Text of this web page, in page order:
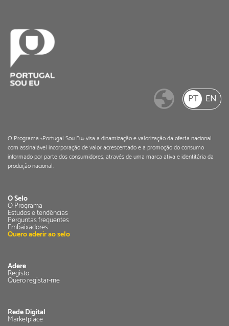
PT EN
O Programa «Portugal Sou Eu» visa a dinamização e valorização da oferta nacional
com assinalável incorporação de valor acrescentado e a promoção do consumo
informado por parte dos consumidores, através de uma marca ativa e identitária da
produção nacional.
O Selo
O Programa
Estudos e tendências
Perguntas frequentes
Embaixadores
Quero aderir ao selo
Adere
Registo
Quero registar-me
Rede Digital
Marketplace